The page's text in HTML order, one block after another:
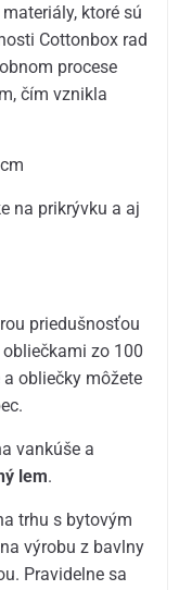
ktoré sú
Cottonbox rad
procese
čím vznikla
na prikrývku a aj
priedušnosťou
zo 100
obliečky môžete
vankúše a
lem.
trhu s bytovým
výrobu z bavlny
Pravidelne sa